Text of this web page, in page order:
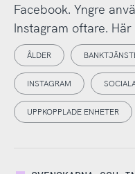
Facebook. Yngre
Instagram oftare.
ÅLDER
INSTAGRAM
UPPKOPPLADE ENHETER